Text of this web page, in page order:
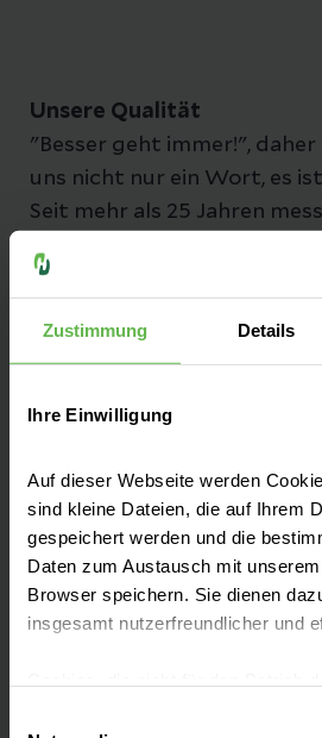
Zustimmung Details
Ihre Einwilligung
Auf dieser Webseite werden
sind kleine Dateien, die auf Ihrem
gespeichert werden und die
Daten zum Austausch mit
Browser speichern. Sie dienen
insgesamt nutzerfreundlicher und
Unsere Qualität
"Besser geht immer!",
uns nicht nur ein Wort, es
Seit mehr als 25 Jahren
optimieren wir unsere
bestmöglich und sicher
Zu unseren Qualitätszahlen
Unsere Zentren